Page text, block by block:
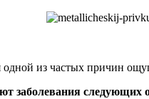
из частых причин
заболевания следующих